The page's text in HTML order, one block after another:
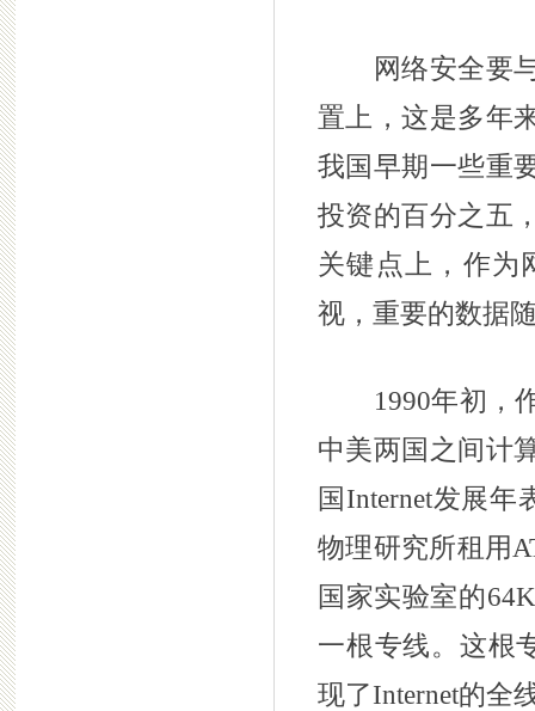
网络安全要与
置上，这是多年
我国早期一些重
投资的百分之五
关键点上，作为
视，重要的数据
1990年初，作
中美两国之间计
国Internet发展
物理研究所租用
国家实验室的
一根专线。这根
现了Internet的全